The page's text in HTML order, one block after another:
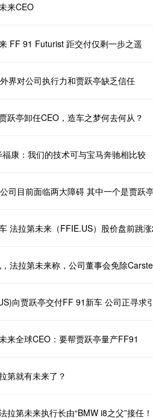
来CEO
FF 91 Futurist 距交付仅剩一步之遥
界对公司执行力和贾跃亭缺乏信任
跃亭卸任CEO，造车之梦何去何从？
康：我们的技术可与宝马奔驰相比较
司目前面临两大障碍 其中一个是贾跃
法拉第未来（FFIE.US）股价盘前跳
向贾跃亭交付FF 91新车 公司正寻求
来全球CEO：要帮贾跃亭量产FF91
第就有未来了？
拉第未来执行长由“BMW i8之父”接任！